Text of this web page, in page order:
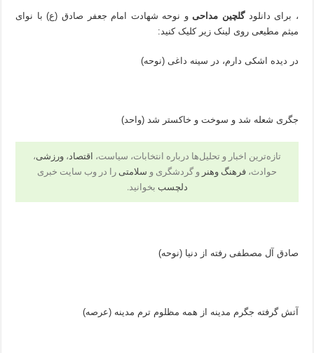
، برای دانلودگلچین مداحیو نوحه شهادت امام جعفر صادق (ع) با نوای
میثم مطیعی روی لینک زیر کلیک کنید:
در دیده اشکی دارم، در سینه داغی (نوحه)
جگری شعله شد و سوخت و خاکستر شد (واحد)
تازه‌ترین اخبار و تحلیل‌ها درباره انتخابات، سیاست، اقتصاد، ورزشی،
حوادث، فرهنگ وهنر و گردشگری و سلامتی را در وب سایت خبری
دلچسب بخوانید.
صادق آل مصطفی رفته از دنیا (نوحه)
آتش گرفته جگرم مدینه از همه مظلوم ترم مدینه (عرصه)